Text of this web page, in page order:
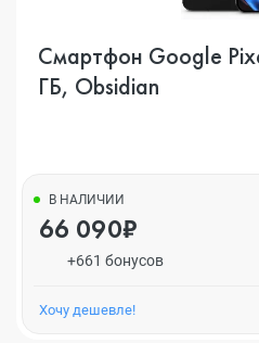
Смартфон Google
ГБ, Obsidian
В НАЛИЧИИ
66 090₽
+661 бонусов
Хочу дешевле!